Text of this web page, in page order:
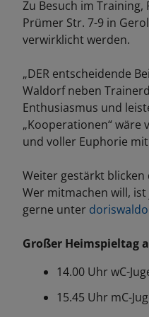
Zu Besuch im Training,
Prümer Str. 7-9 in
verwirklicht werden.
„DER entscheidende
Waldorf neben
Enthusiasmus und
„Kooperationen“ wäre
und voller Euphorie
Weiter gestärkt
Wer mitmachen will,
gerne unter
Großer Heimspieltag
14.00 Uhr wC-
15.45 Uhr mC-